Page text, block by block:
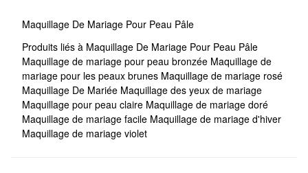
Maquillage De Mariage Pour Peau Pâle
Produits liés à Maquillage De Mariage Pour Peau Pâle
Maquillage de mariage pour peau bronzée Maquillage de
mariage pour les peaux brunes Maquillage de mariage rosé
Maquillage De Mariée Maquillage des yeux de mariage
Maquillage pour peau claire Maquillage de mariage doré
Maquillage de mariage facile Maquillage de mariage d'hiver
Maquillage de mariage violet